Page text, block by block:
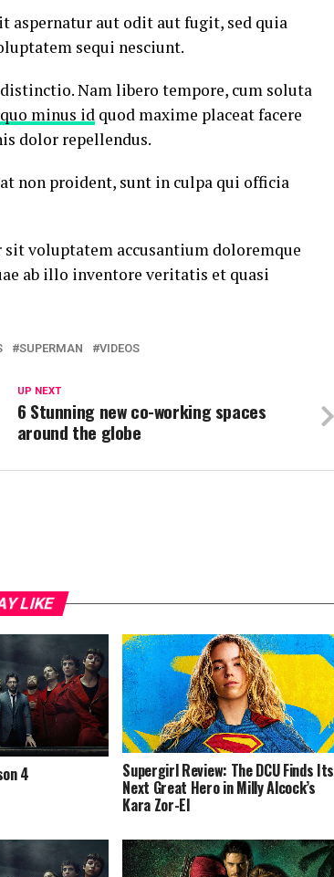
aspernatur aut odit aut fugit, sed quia
sequi nesciunt.
Nam libero tempore, cum soluta
minus id quod maxime placeat facere
dolor repellendus.
non proident, sunt in culpa qui officia
voluptatem accusantium doloremque
ab illo inventore veritatis et quasi
SUPERMAN VIDEOS
UP NEXT
6 Stunning new co-working spaces
around the globe
LIKE
4 Supergirl Review: The DCU Finds Its
Next Great Hero in Milly Alcock’s
Kara Zor-El